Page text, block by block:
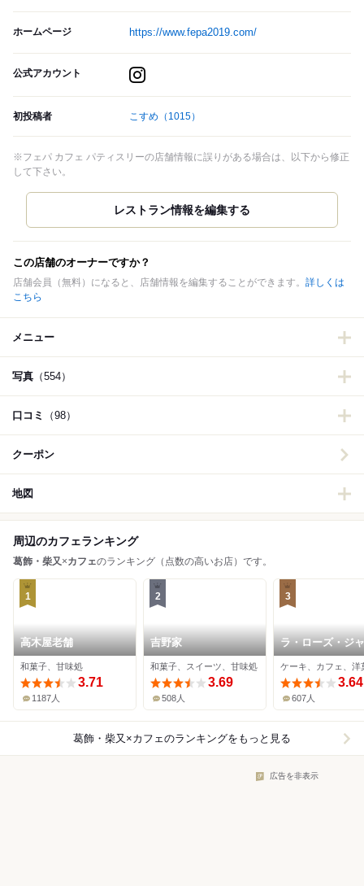
ホームページ https://www.fepa2019.com/
公式アカウント
初投稿者 こすめ （1015）
※フェパ カフェ パティスリーの店舗情報に誤りがある場合は、以下から修正
して下さい。
この店舗のオーナーですか？
店舗会員（無料）になると、店舗情報を編集することができます。 詳しくは
こちら
メニュー
写真 （554）
口コミ （98）
クーポン
地図
周辺のカフェランキング
葛飾・柴又×カフェのランキング（点数の高いお店）です。
1
高木屋老舗
和菓子、甘味処
3.71
1187人
2
吉野家
和菓子、スイーツ、甘味処
3.69
508人
3
ラ・ローズ・ジ
ケーキ、カフェ、洋
3.64
607人
葛飾・柴又×カフェのランキングをもっと見る
広告を非表示